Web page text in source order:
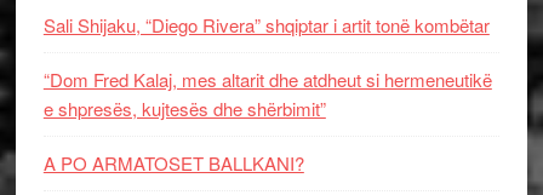
Sali Shijaku, “Diego Rivera” shqiptar i artit tonë kombëtar
“Dom Fred Kalaj, mes altarit dhe atdheut si hermeneutikë
e shpresës, kujtesës dhe shërbimit”
A PO ARMATOSET BALLKANI?